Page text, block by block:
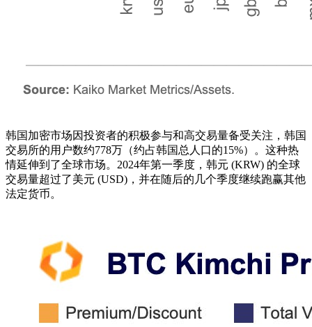
韩国加密市场因投资者的积极参与和高交易量备受关注，韩国
交易所的用户数约778万（约占韩国总人口的15%）。这种热
情延伸到了全球市场。2024年第一季度，韩元 (KRW) 的全球
交易量超过了美元 (USD)，并在随后的几个季度继续跑赢其他
法定货币。